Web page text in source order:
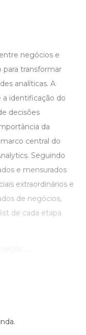
negócios e
transformar
analíticas. A
a identificação do
decisões
da
central do
Seguindo
e mensurados
extraordinários e
de negócios,
de cada etapa